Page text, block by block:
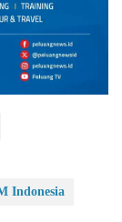
Indonesia